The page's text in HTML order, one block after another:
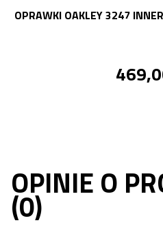
OPRAWKI OAKLEY 3247
OPINIE O
(0)